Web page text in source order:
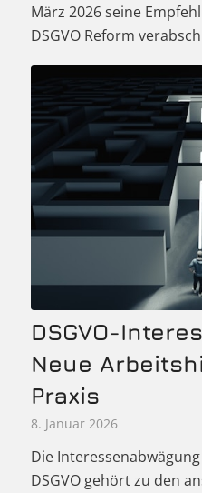
März 2026 seine
DSGVO Reform
DSGVO-
Neue
Praxis
8. Januar 2026
Die
DSGVO gehört zu den